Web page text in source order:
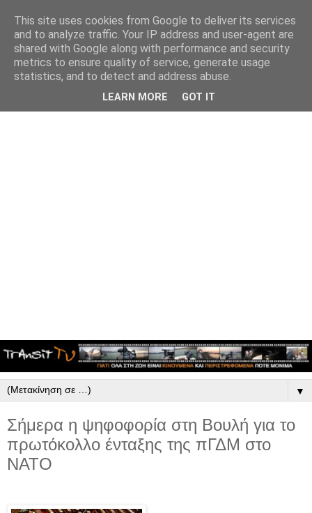
▼
Σήμερα η ψηφοφορία στη Βουλή για το
πρωτόκολλο ένταξης της πΓΔΜ στο
ΝΑΤΟ
This site uses cookies from Google to deliver its services
and to analyze traffic. Your IP address and user-agent are
shared with Google along with performance and security
metrics to ensure quality of service, generate usage
statistics, and to detect and address abuse.
LEARN MORE GOT IT